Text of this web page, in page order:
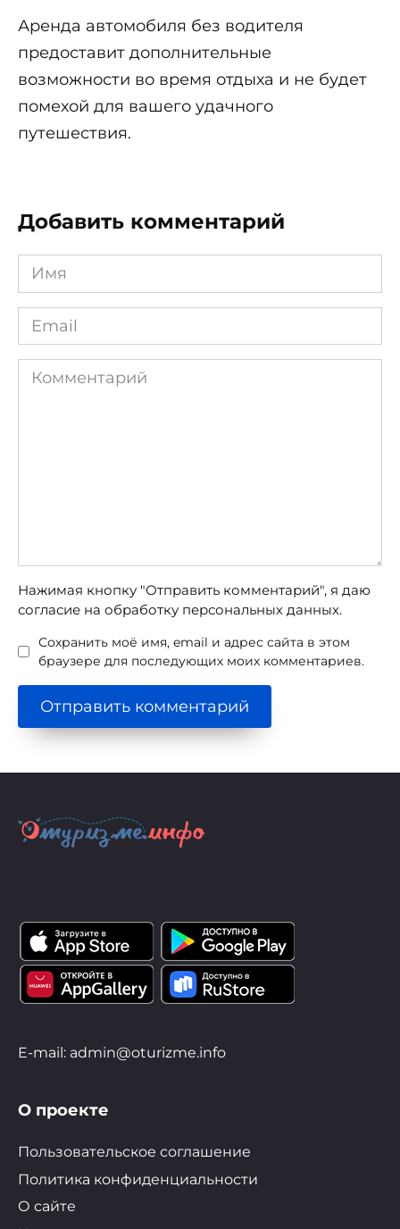
Аренда автомобиля без водителя
предоставит дополнительные
возможности во время отдыха и не будет
помехой для вашего удачного
путешествия.
Добавить комментарий
Имя
*
Email
*
Комментарий
Нажимая кнопку "Отправить комментарий", я даю
согласие на обработку персональных данных.
Сохранить моё имя, email и адрес сайта в этом
браузере для последующих моих комментариев.
E-mail: admin@oturizme.info
О проекте
Пользовательское соглашение
Политика конфиденциальности
О сайте